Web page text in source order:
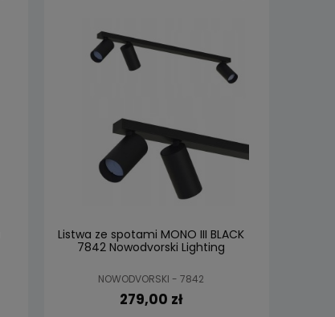
Listwa ze spotami MONO III BLACK
7842 Nowodvorski Lighting
NOWODVORSKI - 7842
279,00 zł